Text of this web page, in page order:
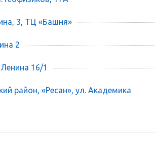
3, ТЦ «Башня»
2
16/1
район, «Ресан», ул. Академика